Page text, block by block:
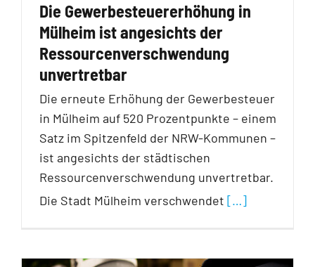
Die Gewerbesteuererhöhung in
Mülheim ist angesichts der
Ressourcenverschwendung
unvertretbar
Die erneute Erhöhung der Gewerbesteuer
in Mülheim auf 520 Prozentpunkte – einem
Satz im Spitzenfeld der NRW-Kommunen –
ist angesichts der städtischen
Ressourcenverschwendung unvertretbar.
Die Stadt Mülheim verschwendet […]